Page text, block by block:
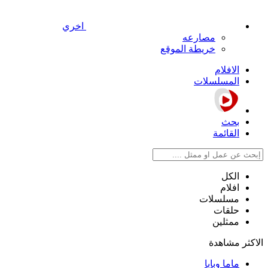
اخري
مصارعه
خريطة الموقع
الافلام
المسلسلات
بحث
القائمة
الكل
افلام
مسلسلات
حلقات
ممثلين
الاكثر مشاهدة
ماما وبابا